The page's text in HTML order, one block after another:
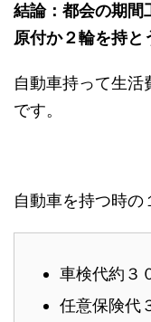
結論：都会の期間
原付か２輪を持と
自動車持って生活
です。
自動車を持つ時の
車検代約３
任意保険代